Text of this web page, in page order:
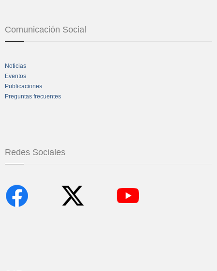
Comunicación Social
Noticias
Eventos
Publicaciones
Preguntas frecuentes
Redes Sociales